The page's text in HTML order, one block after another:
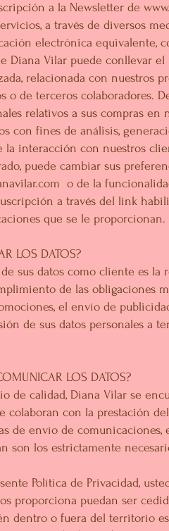
a la Newsletter de
a través de diversos
electrónica equivalente,
Diana Vilar puede conllevar
relacionada con nuestros
o de terceros colaboradores.
relativos a sus compras
con fines de análisis,
la interacción con nuestros
puede cambiar sus
o de la
a través del link
que se le proporcionan.
LOS DATOS?
sus datos como cliente es
de las obligaciones
el envío de
de sus datos personales a
LOS DATOS?
de calidad, Diana Vilar se
colaboran con la prestación
de envío de
son los estrictamente
Política de Privacidad,
proporciona puedan ser
dentro o fuera del territorio